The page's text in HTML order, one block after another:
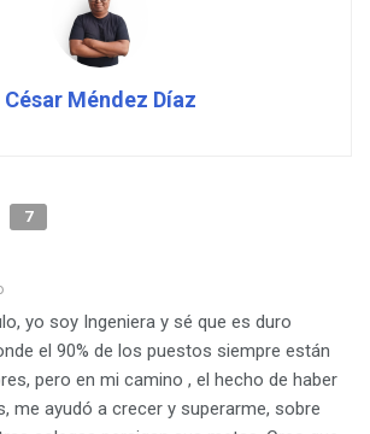
César Méndez Díaz
7
yo soy Ingeniera y sé que es duro
el 90% de los puestos siempre están
pero en mi camino , el hecho de haber
me ayudó a crecer y superarme, sobre